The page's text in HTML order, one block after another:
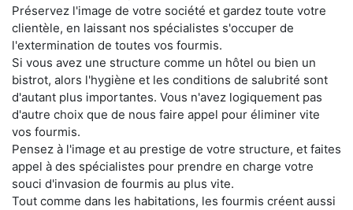
Préservez l'image de votre société et gardez toute votre
clientèle, en laissant nos spécialistes s'occuper de
l'extermination de toutes vos fourmis.
Si vous avez une structure comme un hôtel ou bien un
bistrot, alors l'hygiène et les conditions de salubrité sont
d'autant plus importantes. Vous n'avez logiquement pas
d'autre choix que de nous faire appel pour éliminer vite
vos fourmis.
Pensez à l'image et au prestige de votre structure, et faites
appel à des spécialistes pour prendre en charge votre
souci d'invasion de fourmis au plus vite.
Tout comme dans les habitations, les fourmis créent aussi